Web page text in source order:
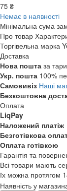
75 ₴
Немає в наявності
Мінімальна сума
Про товар
Торгівельна марка
Доставка
Нова пошта за
Укр. пошта 100%
Самовивіз Наші
Безкоштовна
Оплата
LiqPay
Наложений платіж
Безготівкова
Оплата готівкою
Гарантія та
Всі товари мають
їх можна протягом
Наявність у